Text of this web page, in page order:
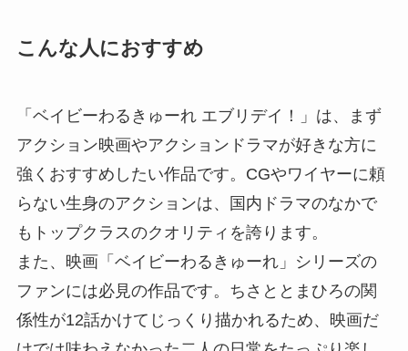
こんな人におすすめ
「ベイビーわるきゅーれ エブリデイ！」は、まず
アクション映画やアクションドラマが好きな方に
強くおすすめしたい作品です。CGやワイヤーに頼
らない生身のアクションは、国内ドラマのなかで
もトップクラスのクオリティを誇ります。
また、映画「ベイビーわるきゅーれ」シリーズの
ファンには必見の作品です。ちさととまひろの関
係性が12話かけてじっくり描かれるため、映画だ